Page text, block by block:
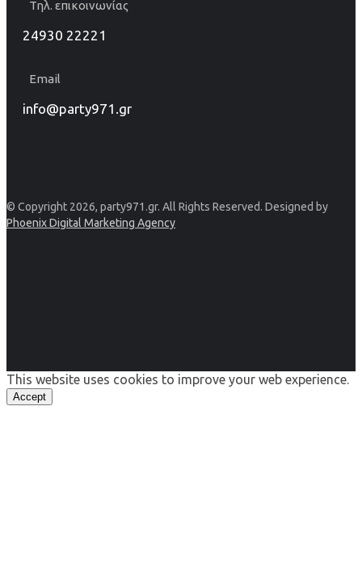
Τηλ. επικοινωνίας
24930 22221
Email
info@party971.gr
© Copyright 2026, party971.gr. All Rights Reserved. Designed by
Phoenix Digital Marketing Agency
This website uses cookies to improve your web experience.
Accept